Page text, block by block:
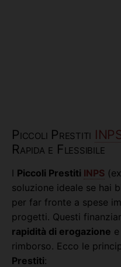
Piccoli Prestiti
Rapida e Flessibile
I Piccoli Prestiti INPS (ex
soluzione ideale se hai
per far fronte a spese
progetti. Questi
rapidità di erogazione
rimborso. Ecco le
Prestiti: